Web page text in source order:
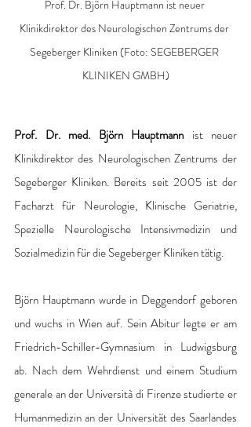
Prof. Dr. Björn Hauptmann ist neuer
Klinikdirektor des Neurologischen Zentrums der
Segeberger Kliniken (Foto: SEGEBERGER
KLINIKEN GMBH)
Prof. Dr. med. Björn Hauptmann ist neuer
Klinikdirektor des Neurologischen Zentrums der
Segeberger Kliniken. Bereits seit 2005 ist der
Facharzt für Neurologie, Klinische Geriatrie,
Spezielle Neurologische Intensivmedizin und
Sozialmedizin für die Segeberger Kliniken tätig.
Björn Hauptmann wurde in Deggendorf geboren
und wuchs in Wien auf. Sein Abitur legte er am
Friedrich-Schiller-Gymnasium in Ludwigsburg
ab. Nach dem Wehrdienst und einem Studium
generale an der Università di Firenze studierte er
Humanmedizin an der Universität des Saarlandes